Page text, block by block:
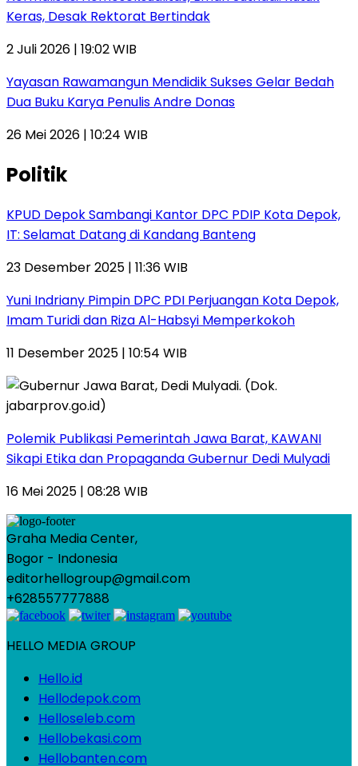
Keras, Desak Rektorat Bertindak
2 Juli 2026 | 19:02 WIB
Yayasan Rawamangun Mendidik Sukses Gelar Bedah
Dua Buku Karya Penulis Andre Donas
26 Mei 2026 | 10:24 WIB
Politik
KPUD Depok Sambangi Kantor DPC PDIP Kota Depok,
IT: Selamat Datang di Kandang Banteng
23 Desember 2025 | 11:36 WIB
Yuni Indriany Pimpin DPC PDI Perjuangan Kota Depok,
Imam Turidi dan Riza Al-Habsyi Memperkokoh
11 Desember 2025 | 10:54 WIB
Polemik Publikasi Pemerintah Jawa Barat, KAWANI
Sikapi Etika dan Propaganda Gubernur Dedi Mulyadi
16 Mei 2025 | 08:28 WIB
Graha Media Center,
Bogor - Indonesia
editorhellogroup@gmail.com
+628557777888
HELLO MEDIA GROUP
Hello.id
Hellodepok.com
Helloseleb.com
Hellobekasi.com
Hellobanten.com